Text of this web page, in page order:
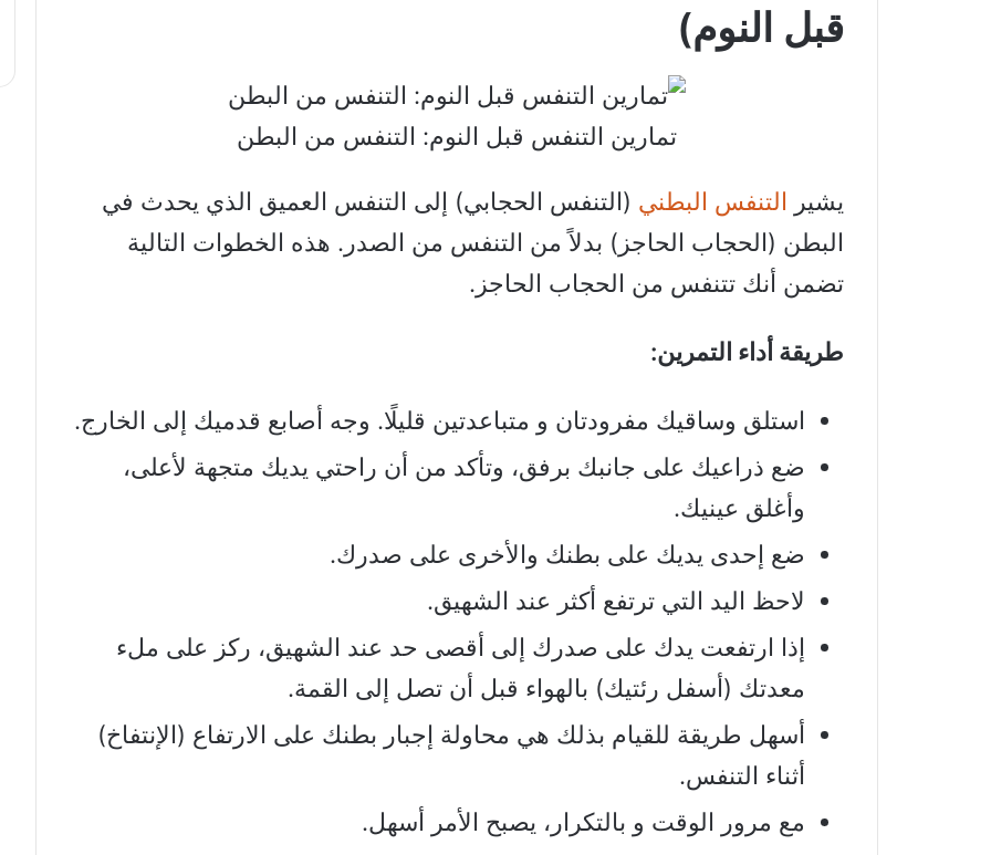
قبل النوم)
تمارين التنفس قبل النوم: التنفس من البطن
يشير التنفس البطني (التنفس الحجابي) إلى التنفس العميق الذي يحدث في
البطن (الحجاب الحاجز) بدلاً من التنفس من الصدر. هذه الخطوات التالية
تضمن أنك تتنفس من الحجاب الحاجز.
طريقة أداء التمرين:
استلق وساقيك مفرودتان و متباعدتين قليلًا. وجه أصابع قدميك إلى الخارج.
ضع ذراعيك على جانبك برفق، وتأكد من أن راحتي يديك متجهة لأعلى،
وأغلق عينيك.
ضع إحدى يديك على بطنك والأخرى على صدرك.
لاحظ اليد التي ترتفع أكثر عند الشهيق.
إذا ارتفعت يدك على صدرك إلى أقصى حد عند الشهيق، ركز على ملء
معدتك (أسفل رئتيك) بالهواء قبل أن تصل إلى القمة.
أسهل طريقة للقيام بذلك هي محاولة إجبار بطنك على الارتفاع (الإنتفاخ)
أثناء التنفس.
مع مرور الوقت و بالتكرار، يصبح الأمر أسهل.